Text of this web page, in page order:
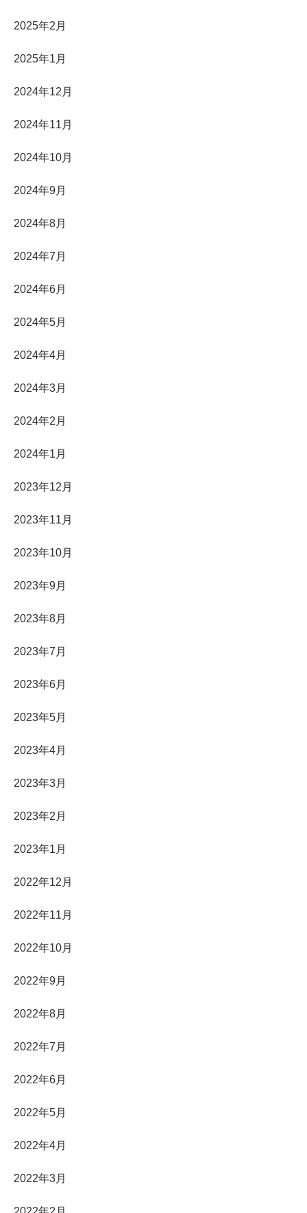
2025年2月
2025年1月
2024年12月
2024年11月
2024年10月
2024年9月
2024年8月
2024年7月
2024年6月
2024年5月
2024年4月
2024年3月
2024年2月
2024年1月
2023年12月
2023年11月
2023年10月
2023年9月
2023年8月
2023年7月
2023年6月
2023年5月
2023年4月
2023年3月
2023年2月
2023年1月
2022年12月
2022年11月
2022年10月
2022年9月
2022年8月
2022年7月
2022年6月
2022年5月
2022年4月
2022年3月